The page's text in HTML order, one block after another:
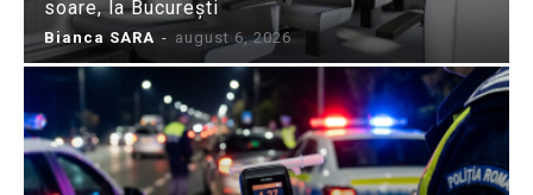
soare, la București
Bianca SARA - august 6, 2026